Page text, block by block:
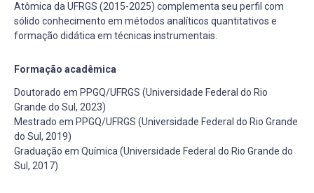
Atômica da UFRGS (2015-2025) complementa seu perfil com
sólido conhecimento em métodos analíticos quantitativos e
formação didática em técnicas instrumentais.
Formação acadêmica
Doutorado em PPGQ/UFRGS (Universidade Federal do Rio
Grande do Sul, 2023)
Mestrado em PPGQ/UFRGS (Universidade Federal do Rio Grande
do Sul, 2019)
Graduação em Química (Universidade Federal do Rio Grande do
Sul, 2017)